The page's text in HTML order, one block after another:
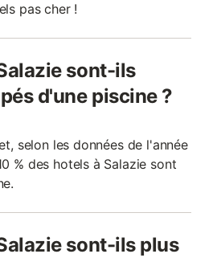
pas cher !
sont-ils
d'une piscine ?
selon les données de l'année
% des hotels à Salazie sont
sont-ils plus